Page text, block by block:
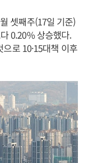
셋째주(17일 기준)
0.20% 상승했다.
로 10·15대책 이후